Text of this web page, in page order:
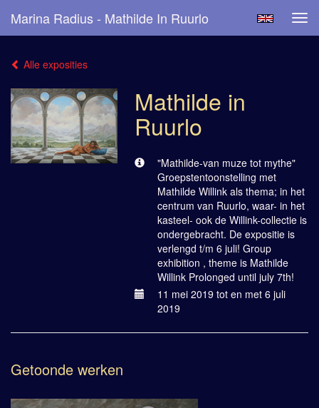
Marina Radius - Mathilde In Ruurlo
Alle exposities
Mathilde in
Ruurlo
"Mathilde-van muze tot mythe"
Groepstentoonstelling met
Mathilde Willink als thema; in het
centrum van Ruurlo, waar- in het
kasteel- ook de Willink-collectie is
ondergebracht. De expositie is
verlengd t/m 6 juli! Group
exhibition , theme is Mathilde
Willink Prolonged until july 7th!
11 mei 2019 tot en met 6 juli
2019
Getoonde werken